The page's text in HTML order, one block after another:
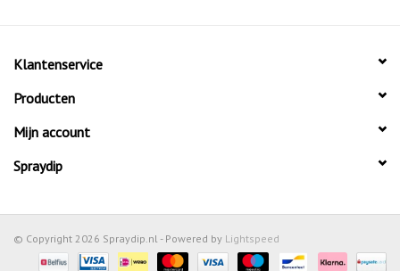
Klantenservice
Producten
Mijn account
Spraydip
© Copyright 2026 Spraydip.nl - Powered by Lightspeed